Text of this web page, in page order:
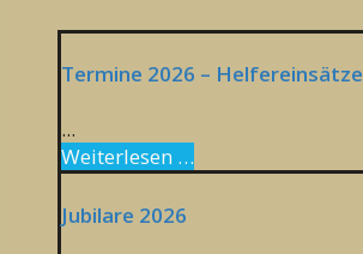
Termine 2026 – Helfereinsätze
...
Weiterlesen …
Jubilare 2026